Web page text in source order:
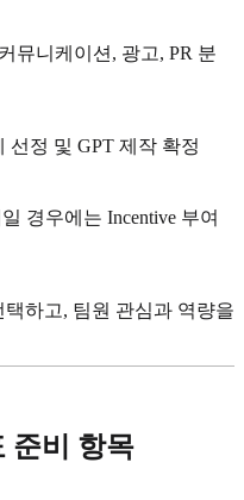
뮤니케이션, 광고, PR 분
선정 및 GPT 제작 확정
경우에는 Incentive 부여
하고, 팀원 관심과 역량을
준비 항목